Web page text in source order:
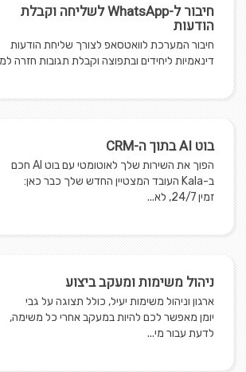
חיבור ל-WhatsApp לשליחה וקבלת
הודעות
חיבור המערכת לוואטסאפ לצורך שליחת הודעות
דינאמיות ליחידים ובתפוצה וקבלת תגובות חזרה
בוט AI בתוך ה-CRM
הפוך את השירות שלך לאוטומטי עם בוט AI חכם
ב-Kala העובד המצטיין החדש שלך כבר כאן:
זמין 24/7, לא...
ניהול משימות ומעקב ביצוע
ארגון וניהול משימות יעיל, כולל תצוגה על גבי
יומן מאפשר לכם להיות במעקב אחרי כל משימה,
לדעת עבור מי...